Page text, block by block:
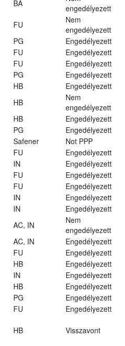
BA
engedélyezett
FU
Nem
engedélyezett
PG
Engedélyezett
FU
Engedélyezett
FU
Engedélyezett
PG
Engedélyezett
HB
Engedélyezett
HB
Nem
engedélyezett
HB
Engedélyezett
PG
Engedélyezett
Safener
Not PPP
FU
Engedélyezett
IN
Engedélyezett
FU
Engedélyezett
FU
Engedélyezett
IN
Engedélyezett
IN
Engedélyezett
AC, IN
Nem
engedélyezett
AC, IN
Engedélyezett
FU
Engedélyezett
HB
Engedélyezett
IN
Engedélyezett
HB
Engedélyezett
PG
Engedélyezett
FU
Engedélyezett
HB Visszavont